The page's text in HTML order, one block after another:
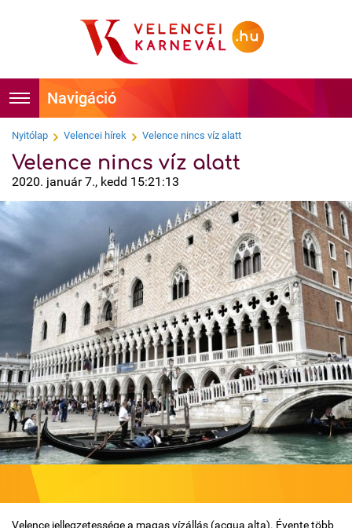
Foglalás
Időpontok
Programok
Látnivalók
Tudnivalók
Kapcsolat
Főoldal
Hírek
Velencei Karnevál története
Hírességek
Képek
Videók
Időjárás
Térkép
Nyitólap Velencei hírek Velence nincs víz alatt
Velence nincs víz alatt
2020. január 7., kedd 15:21:13
Velence jellegzetessége a magas vízállás (acqua alta). Évente több